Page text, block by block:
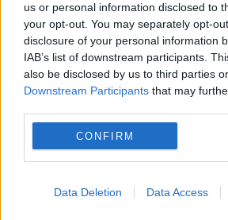
us or personal information disclosed to
your opt-out. You may separately opt-
disclosure of your personal information
IAB’s list of downstream participants.
also be disclosed by us to third parties
Downstream Participants that may
CONFIRM
Data Deletion Data Access
Șinele de cale ferată au ajuns